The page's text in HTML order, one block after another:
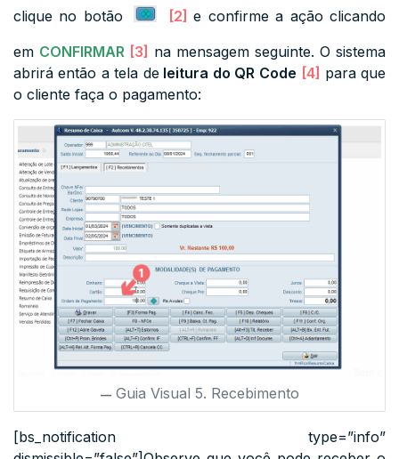
clique no botão
[2]e confirme a ação clicando
em CONFIRMAR [3] na mensagem seguinte. O sistema
abrirá então a tela deleitura do QR Code [4] para que
o cliente faça o pagamento:
Guia Visual 5. Recebimento
[bs_notification type=”info”